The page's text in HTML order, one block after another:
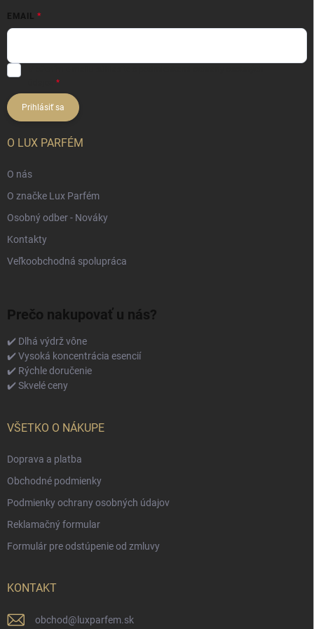
EMAIL
Prihlásiť sa
O LUX PARFÉM
O nás
O značke Lux Parfém
Osobný odber - Nováky
Kontakty
Veľkoobchodná spolupráca
Prečo nakupovať u nás?
✔️ Dlhá výdrž vône
✔️ Vysoká koncentrácia esencií
✔️ Rýchle doručenie
✔️ Skvelé ceny
VŠETKO O NÁKUPE
Doprava a platba
Obchodné podmienky
Podmienky ochrany osobných údajov
Reklamačný formular
Formulár pre odstúpenie od zmluvy
KONTAKT
obchod@ luxparfem.sk